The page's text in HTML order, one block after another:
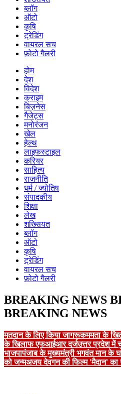
ब्लॉग
ऑटो
कृषि
ट्रेडिंग
वायरल सच
फ़ोटो गैलरी
होम
देश
विदेश
क्राइम
बिज़नेस
गैजेट्स
मनोरंजन
खेल
हेल्थ
लाइफस्टाइल
करियर
साहित्य
राजनीति
धर्म / ज्योतिष
संपादकीय
शिक्षा
लेख
शख्सियत
ब्लॉग
ऑटो
कृषि
ट्रेडिंग
वायरल सच
फ़ोटो गैलरी
BREAKING NEWS
BREAKING NEWS
मतदान के लिए किया जागरूकममता के
के खिलाफ एफआईआर दर्जउत्तर प्रदेश में
भाजपापंजाब के मुख्यमंत्री भगवंत मान के
को जन्मअजय देवगन की फिल्म 'मैदान' का